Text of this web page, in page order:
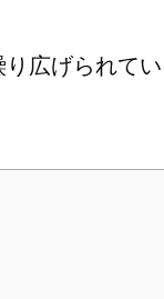
広げられて